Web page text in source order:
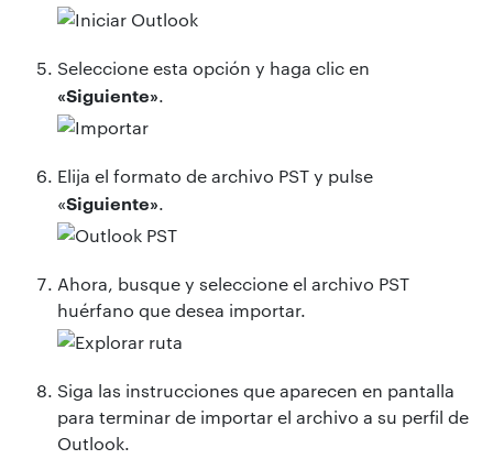
Seleccione esta opción y haga clic en
«Siguiente».
Elija el formato de archivo PST y pulse
«Siguiente».
Ahora, busque y seleccione el archivo PST
huérfano que desea importar.
Siga las instrucciones que aparecen en pantalla
para terminar de importar el archivo a su perfil de
Outlook.